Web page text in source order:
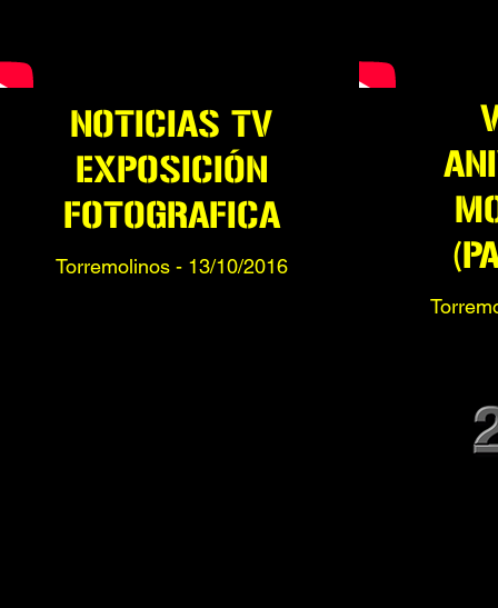
NOTICIAS TV
EXPOSICIÓN
FOTOGRAFICA
Torremolinos - 13/10/2016